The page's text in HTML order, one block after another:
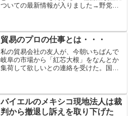
ついての最新情報が入りました→野党議
今週の審議はなくなりました(延期)両手を
上げる野...
貿易のプロの仕事とは・・・
私の貿易会社の友人が、今朝いちばんで
岐阜の市場から「紅芯大根」をなんとか
集荷して欲しいとの連絡を受けた。国内
た離れ業ができるプロがい...
バイエルのメキシコ現地法人は裁
判から撤退し訴えを取り下げた